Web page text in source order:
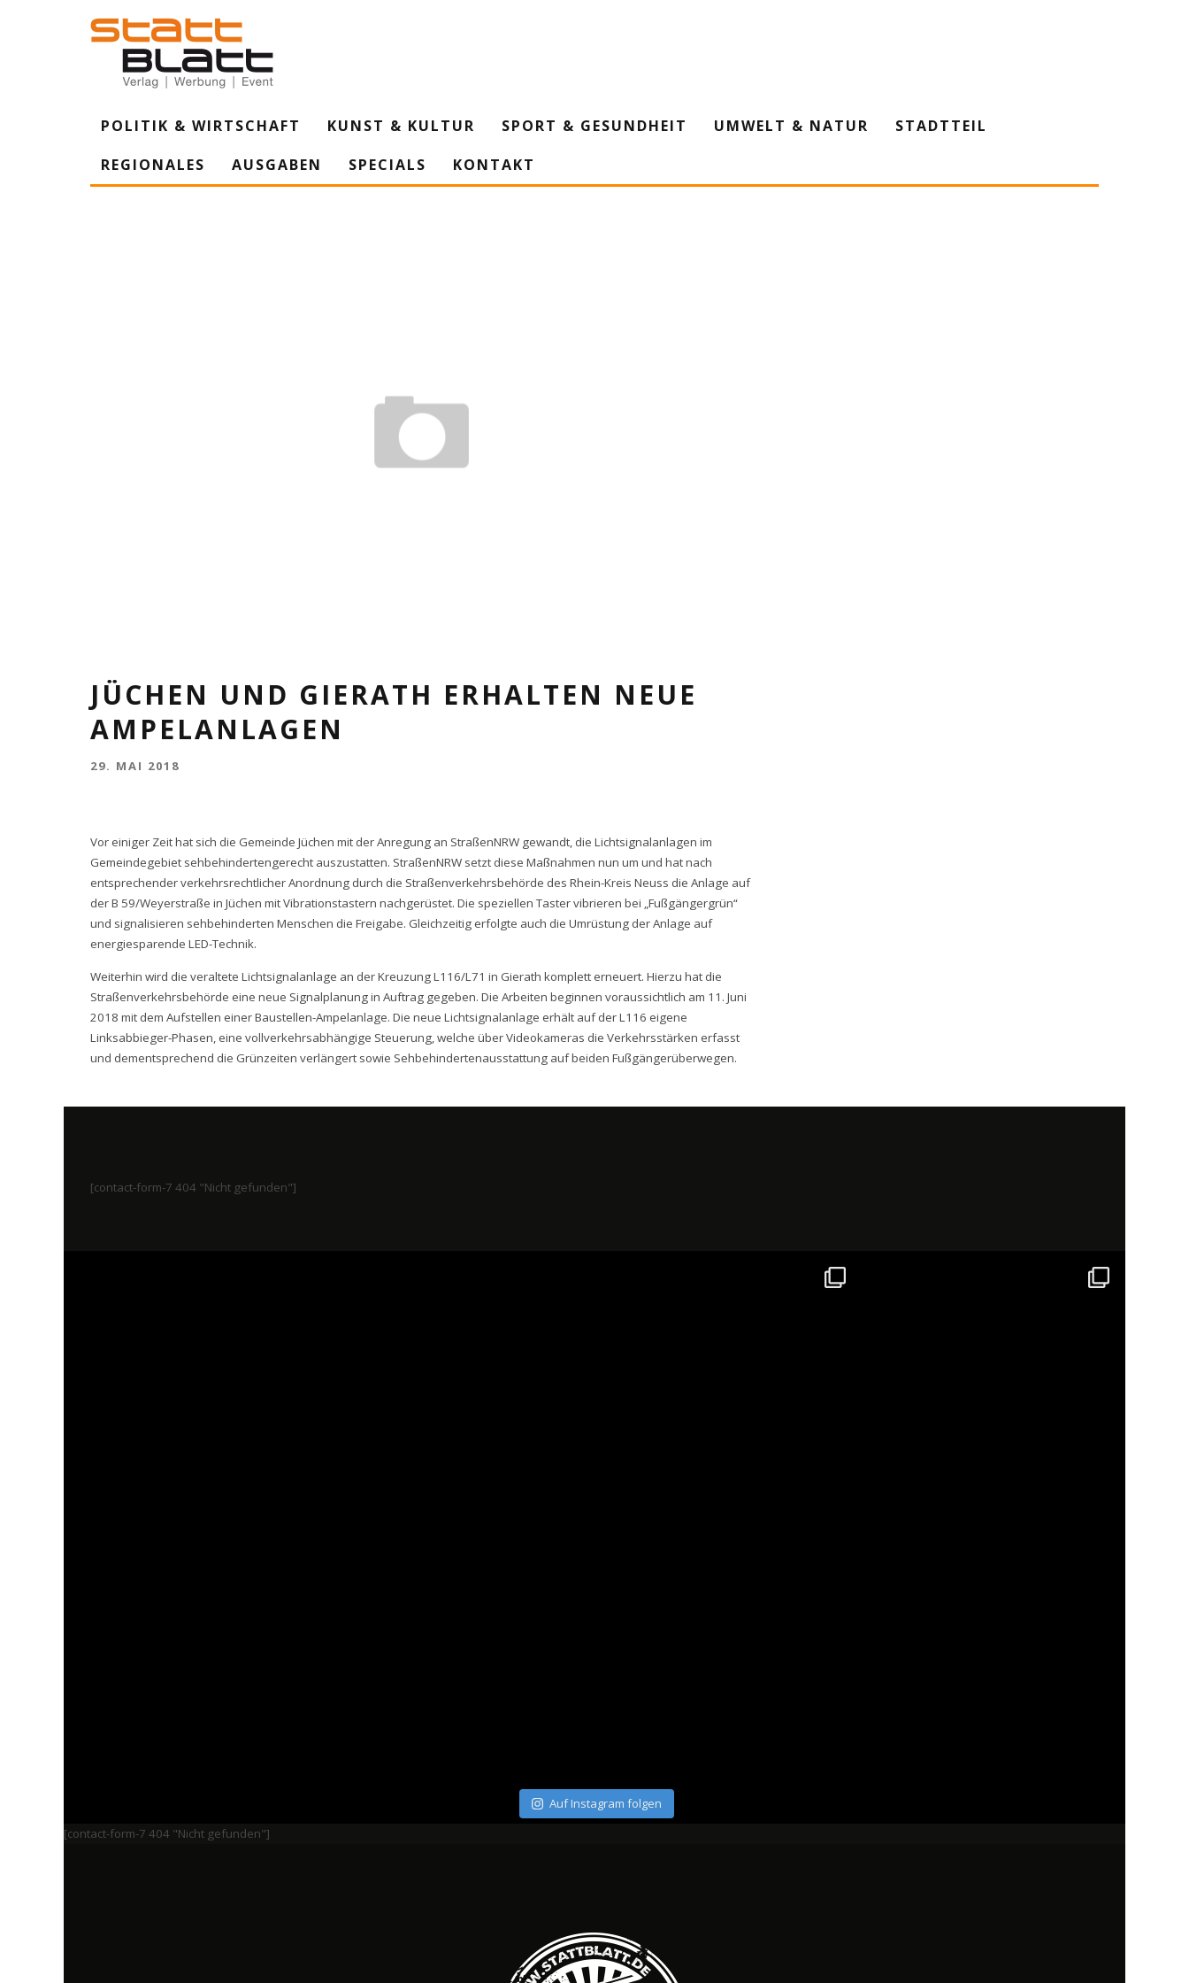
POLITIK & WIRTSCHAFT KUNST & KULTUR SPORT & GESUNDHEIT UMWELT & NATUR
STADTTEIL
REGIONALES
AUSGABEN SPECIALS KONTAKT
JÜCHEN UND GIERATH ERHALTEN NEUE
AMPELANLAGEN
29. MAI 2018
Vor einiger Zeit hat sich die Gemeinde Jüchen mit der Anregung an StraßenNRW gewandt, die Lichtsignalanlagen im
Gemeindegebiet sehbehindertengerecht auszustatten. StraßenNRW setzt diese Maßnahmen nun um und hat nach
entsprechender verkehrsrechtlicher Anordnung durch die Straßenverkehrsbehörde des Rhein-Kreis Neuss die Anlage auf
der B 59/Weyerstraße in Jüchen mit Vibrationstastern nachgerüstet. Die speziellen Taster vibrieren bei „Fußgängergrün“
und signalisieren sehbehinderten Menschen die Freigabe. Gleichzeitig erfolgte auch die Umrüstung der Anlage auf
energiesparende LED-Technik.
Weiterhin wird die veraltete Lichtsignalanlage an der Kreuzung L116/L71 in Gierath komplett erneuert. Hierzu hat die
Straßenverkehrsbehörde eine neue Signalplanung in Auftrag gegeben. Die Arbeiten beginnen voraussichtlich am 11. Juni
2018 mit dem Aufstellen einer Baustellen-Ampelanlage. Die neue Lichtsignalanlage erhält auf der L116 eigene
Linksabbieger-Phasen, eine vollverkehrsabhängige Steuerung, welche über Videokameras die Verkehrsstärken erfasst
und dementsprechend die Grünzeiten verlängert sowie Sehbehindertenausstattung auf beiden Fußgängerüberwegen.
[contact-form-7 404 "Nicht gefunden"]
Auf Instagram folgen
[contact-form-7 404 "Nicht gefunden"]